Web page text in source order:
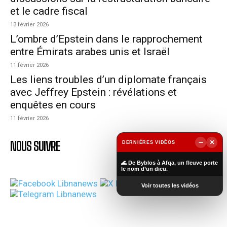
et le cadre fiscal
13 février 2026
L’ombre d’Epstein dans le rapprochement
entre Émirats arabes unis et Israël
11 février 2026
Les liens troubles d’un diplomate français
avec Jeffrey Epstein : révélations et
enquêtes en cours
11 février 2026
NOUS SUIVRE DERNIÈRES VIDÉOS −
×
🌊 De Byblos à Afqa, un fleuve porte
le nom d’un dieu.
Voir toutes les vidéos